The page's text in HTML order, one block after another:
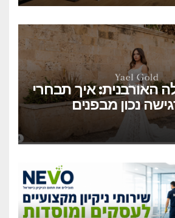
האורבנית: איך תבחרי
נכון מבפנים
מבחוץ?